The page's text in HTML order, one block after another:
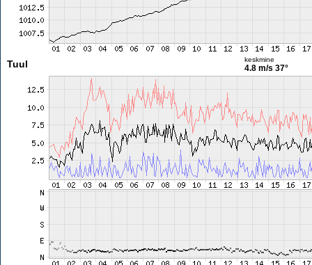
Tuul keskmine
4.8 m/s 37°